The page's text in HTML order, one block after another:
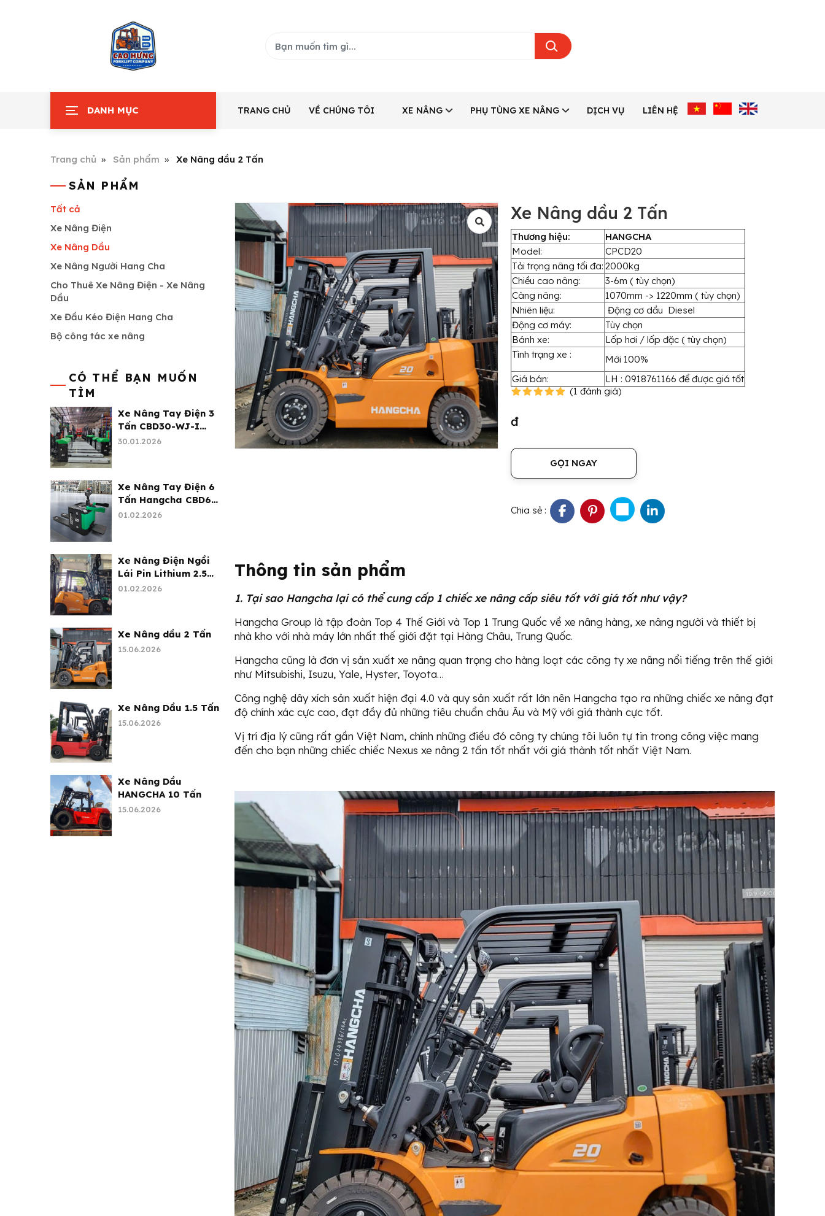
DANH MỤC TRANG CHỦ VỀ CHÚNG TÔI XE NÂNG PHỤ TÙNG XE NÂNG DỊCH VỤ LIÊN HỆ
Trang chủ Sản phẩm Xe Nâng dầu 2 Tấn
SẢN PHẨM
Tất cả
Xe Nâng Điện
Xe Nâng Dầu
Xe Nâng Người Hang Cha
Cho Thuê Xe Nâng Điện - Xe Nâng
Dầu
Xe Đầu Kéo Điện Hang Cha
Bộ công tác xe nâng
CÓ THỂ BẠN MUỐN
TÌM
Xe Nâng Tay Điện 3
Tấn CBD30-WJ-I
Hangcha
30.01.2026
Xe Nâng Tay Điện 6
Tấn Hangcha CBD60-
AC2S-I
01.02.2026
Xe Nâng Điện Ngồi
Lái Pin Lithium 2.5
Tấn
01.02.2026
Xe Nâng dầu 2 Tấn
15.06.2026
Xe Nâng Dầu 1.5 Tấn
15.06.2026
Xe Nâng Dầu
HANGCHA 10 Tấn
15.06.2026
Xe Nâng dầu 2 Tấn
Thương hiệu:
HANGCHA
Model:
CPCD20
Tải trọng nâng tối đa: 2000kg
Chiều cao nâng:
3-6m ( tùy chọn)
Càng nâng:
1070mm -> 1220mm ( tùy chọn)
Nhiên liệu:
Động cơ dầu Diesel
Động cơ máy:
Tùy chọn
Bánh xe:
Lốp hơi / lốp đặc ( tùy chọn)
Tình trạng xe :
Mới 100%
Giá bán:
LH : 0918761166 để được giá tốt
(1 đánh giá)
đ
GỌI NGAY
Chia sẻ :
Thông tin sản phẩm
1. Tại sao Hangcha lại có thể cung cấp 1 chiếc xe nâng cấp siêu tốt với giá tốt như vậy?
Hangcha Group là tập đoàn Top 4 Thế Giới và Top 1 Trung Quốc về xe nâng hàng, xe nâng người và thiết bị
nhà kho với nhà máy lớn nhất thế giới đặt tại Hàng Châu, Trung Quốc.
Hangcha cũng là đơn vị sản xuất xe nâng quan trọng cho hàng loạt các công ty xe nâng nổi tiếng trên thế giới
như Mitsubishi, Isuzu, Yale, Hyster, Toyota…
Công nghệ dây xích sản xuất hiện đại 4.0 và quy sản xuất rất lớn nên Hangcha tạo ra những chiếc xe nâng đạt
độ chính xác cực cao, đạt đầy đủ những tiêu chuẩn châu Âu và Mỹ với giá thành cực tốt.
Vị trí địa lý cũng rất gần Việt Nam, chính những điều đó công ty chúng tôi luôn tự tin trong công việc mang
đến cho bạn những chiếc chiếc Nexus xe nâng 2 tấn tốt nhất với giá thành tốt nhất Việt Nam.